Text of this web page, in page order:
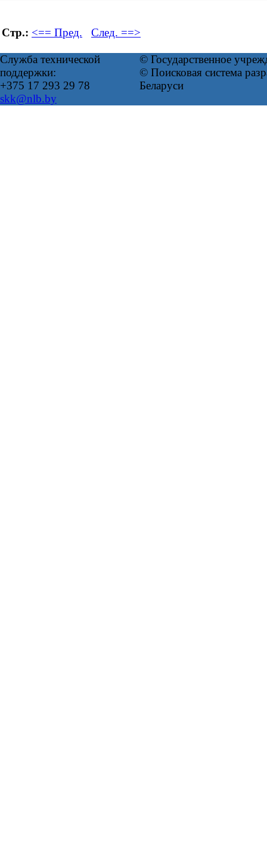
Стр.: <== Пред. След. ==>
Служба технической
поддержки:
+375 17 293 29 78
skk@nlb.by
© Государственное
© Поисковая система
Беларуси